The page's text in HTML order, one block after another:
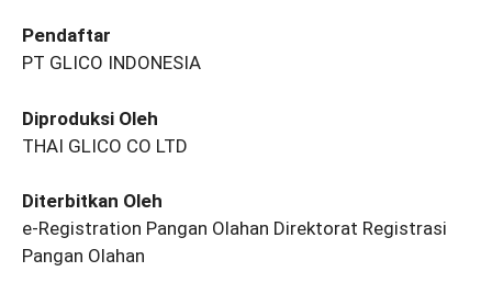
Pendaftar
PT GLICO INDONESIA
Diproduksi Oleh
THAI GLICO CO LTD
Diterbitkan Oleh
e-Registration Pangan Olahan Direktorat Registrasi
Pangan Olahan